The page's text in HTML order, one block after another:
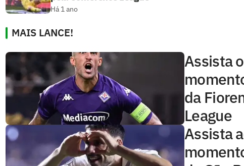
Há 1 ano
MAIS LANCE!
Assista
da
League
Assista